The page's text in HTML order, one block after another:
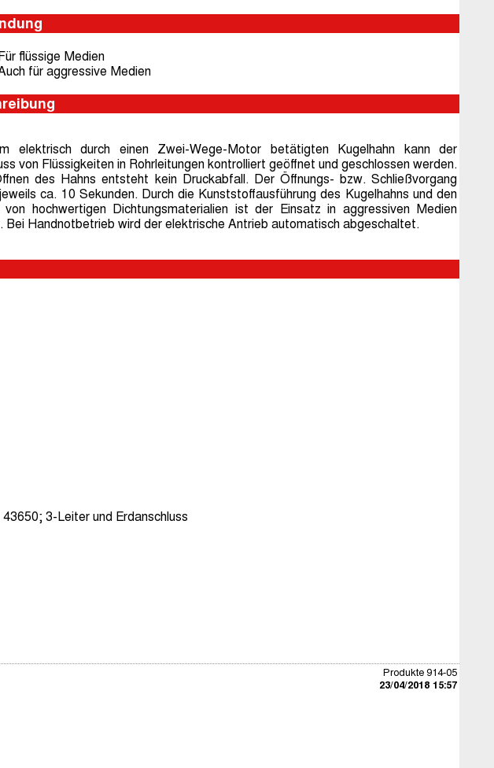
Für flüssige Medien
für aggressive Medien
elektrisch durch einen Zwei-Wege-Motor betätigten Kugelhahn kann der
von Flüssigkeiten in Rohrleitungen kontrolliert geöffnet und geschlossen werden.
des Hahns entsteht kein Druckabfall. Der Öffnungs- bzw. Schließvorgang
ca. 10 Sekunden. Durch die Kunststoffausführung des Kugelhahns und den
von hochwertigen Dichtungsmaterialien ist der Einsatz in aggressiven Medien
Bei Handnotbetrieb wird der elektrische Antrieb automatisch abgeschaltet.
3-Leiter und Erdanschluss
Produkte 914-05
23/04/2018 15:57